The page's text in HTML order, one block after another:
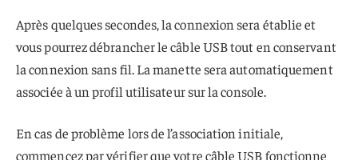
Après quelques secondes, la connexion sera établie et
vous pourrez débrancher le câble USB tout en conservant
la connexion sans fil. La manette sera automatiquement
associée à un profil utilisateur sur la console.
En cas de problème lors de l’association initiale,
commencez par vérifier que votre câble USB fonctionne